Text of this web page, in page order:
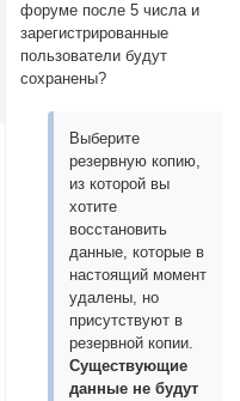
форуме после 5 числа и
зарегистрированные
пользователи будут
сохранены?
Выберите
резервную копию,
из которой вы
хотите
восстановить
данные, которые в
настоящий момент
удалены, но
присутствуют в
резервной копии.
Существующие
данные не будут